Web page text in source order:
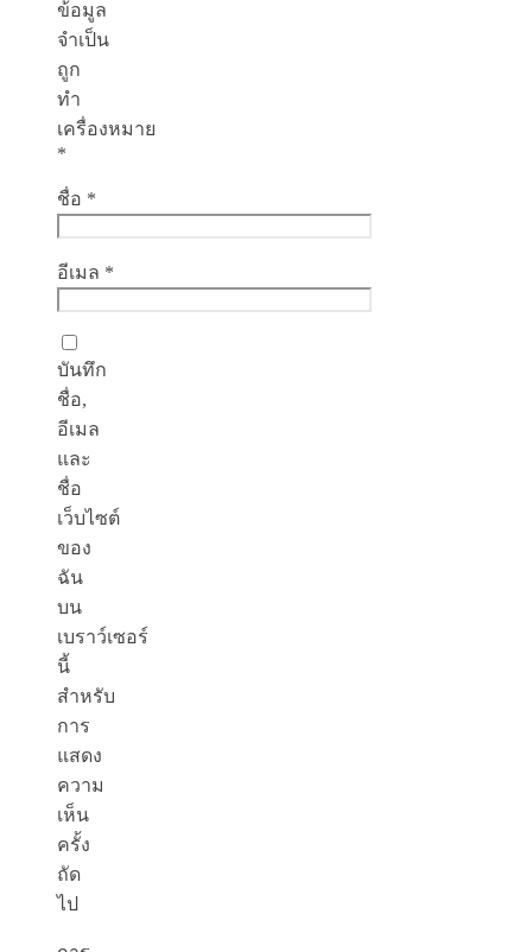
ข้อมูล
จำเป็น
ถูก
ทำ
เครื่องหมาย
*
ชื่อ *
อีเมล *
บันทึก
ชื่อ,
อีเมล
และ
ชื่อ
เว็บไซต์
ของ
ฉัน
บน
เบราว์เซอร์
นี้
สำหรับ
การ
แสดง
ความ
เห็น
ครั้ง
ถัด
ไป